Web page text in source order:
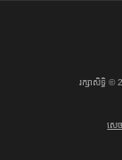
រក្សាសិទ្ធិ ©
សេច